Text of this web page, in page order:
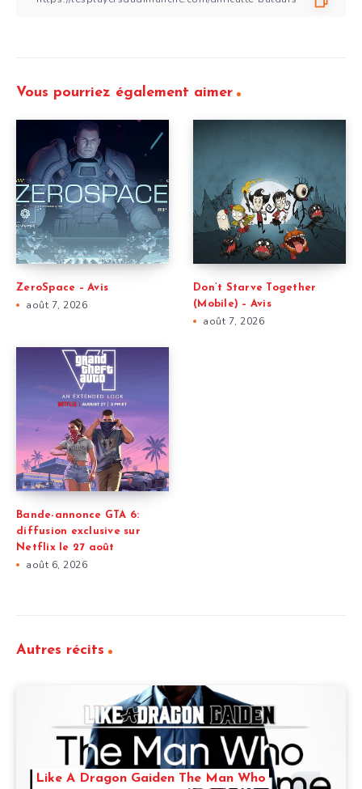
Vous pourriez également aimer
ZeroSpace – Avis
août 7, 2026
Don’t Starve Together
(Mobile) – Avis
août 7, 2026
Bande-annonce GTA 6:
diffusion exclusive sur
Netflix le 27 août
août 6, 2026
Autres récits
Like A Dragon Gaiden The Man Who